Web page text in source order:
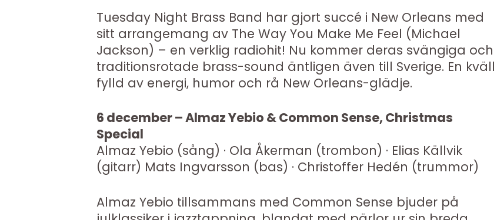
Tuesday Night Brass Band har gjort succé i New Orleans med
sitt arrangemang av The Way You Make Me Feel (Michael
Jackson) – en verklig radiohit! Nu kommer deras svängiga och
traditionsrotade brass-sound äntligen även till Sverige. En kväll
fylld av energi, humor och rå New Orleans-glädje.
6 december – Almaz Yebio & Common Sense, Christmas
Special
Almaz Yebio (sång) · Ola Åkerman (trombon) · Elias Källvik
(gitarr) Mats Ingvarsson (bas) · Christoffer Hedén (trummor)
Almaz Yebio tillsammans med Common Sense bjuder på